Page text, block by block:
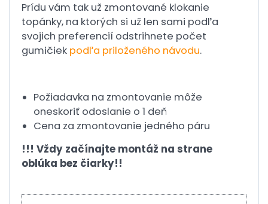
Prídu vám tak už zmontované klokanie
topánky, na ktorých si už len sami podľa
svojich preferencií odstrihnete počet
gumičiek podľa priloženého návodu.
Požiadavka na zmontovanie môže
oneskoriť odoslanie o 1 deň
Cena za zmontovanie jedného páru
!!! Vždy začínajte montáž na strane
oblúka bez čiarky!!